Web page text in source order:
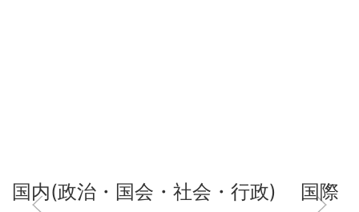
国内(政治・国会・社会・行政) 国際